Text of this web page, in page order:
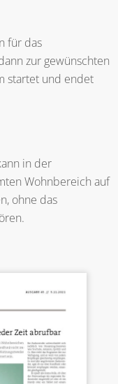
für das
zur gewünschten
startet und endet
in der
Wohnbereich auf
ohne das